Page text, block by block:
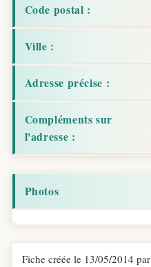
Code postal :
Ville :
Adresse précise :
Compléments sur
l'adresse :
Photos
Fiche créée le 13/05/2014 par